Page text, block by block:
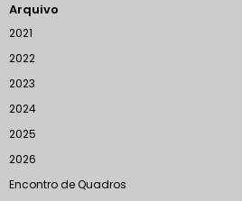
Arquivo
2021
2022
2023
2024
2025
2026
Encontro de Quadros